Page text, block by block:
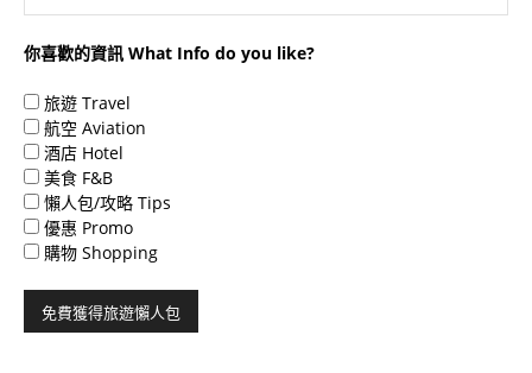
你喜歡的資訊 What Info do you like?
旅遊 Travel
航空 Aviation
酒店 Hotel
美食 F&B
懶人包/攻略 Tips
優惠 Promo
購物 Shopping